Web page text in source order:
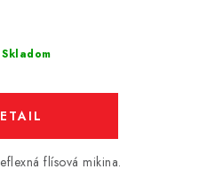
Skladom
flísová mikina.